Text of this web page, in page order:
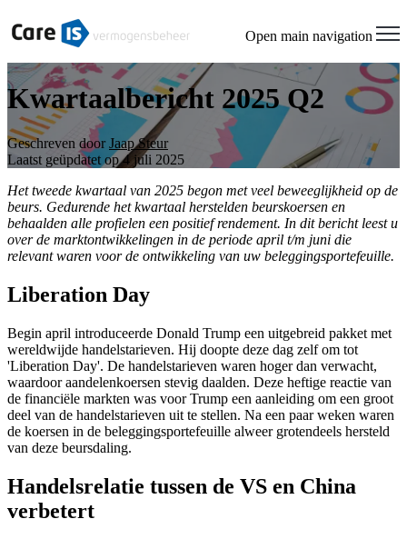
Open main navigation
Kwartaalbericht 2025 Q2
Geschreven doorJaap Steur
Laatst geüpdatet op 4 juli 2025
Het tweede kwartaal van 2025 begon met veel beweeglijkheid op de
beurs. Gedurende het kwartaal herstelden beurskoersen en
behaalden alle profielen een positief rendement. In dit bericht leest u
over de marktontwikkelingen in de periode april t/m juni die
relevant waren voor de ontwikkeling van uw beleggingsportefeuille.
Liberation Day
Begin april introduceerde Donald Trump een uitgebreid pakket met
wereldwijde handelstarieven. Hij doopte deze dag zelf om tot
'Liberation Day'. De handelstarieven waren hoger dan verwacht,
waardoor aandelenkoersen stevig daalden. Deze heftige reactie van
de financiële markten was voor Trump een aanleiding om een groot
deel van de handelstarieven uit te stellen. Na een paar weken waren
de koersen in de beleggingsportefeuille alweer grotendeels hersteld
van deze beursdaling.
Handelsrelatie tussen de VS en China
verbetert